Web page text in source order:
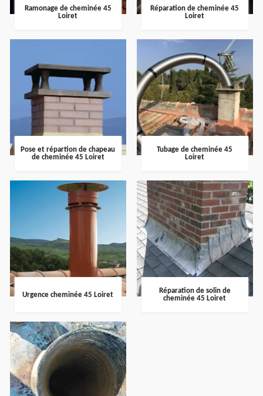
Ramonage de cheminée 45
Loiret
Réparation de cheminée 45
Loiret
Pose et répartion de chapeau
de cheminée 45 Loiret
Tubage de cheminée 45
Loiret
Urgence cheminée 45 Loiret
Réparation de solin de
cheminée 45 Loiret